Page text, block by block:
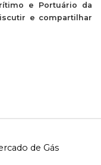
e Portuário da
e compartilhar
de Gás